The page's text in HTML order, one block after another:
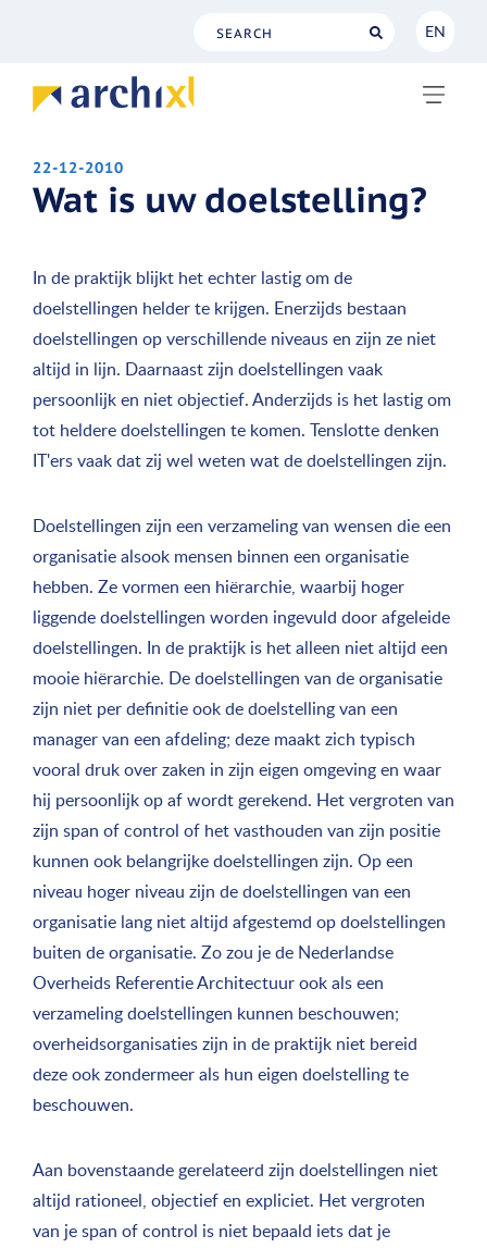
EN
22-12-2010
Wat is uw doelstelling?
In de praktijk blijkt het echter lastig om de
doelstellingen helder te krijgen. Enerzijds bestaan
doelstellingen op verschillende niveaus en zijn ze niet
altijd in lijn. Daarnaast zijn doelstellingen vaak
persoonlijk en niet objectief. Anderzijds is het lastig om
tot heldere doelstellingen te komen. Tenslotte denken
IT'ers vaak dat zij wel weten wat de doelstellingen zijn.
Doelstellingen zijn een verzameling van wensen die een
organisatie alsook mensen binnen een organisatie
hebben. Ze vormen een hiërarchie, waarbij hoger
liggende doelstellingen worden ingevuld door afgeleide
doelstellingen. In de praktijk is het alleen niet altijd een
mooie hiërarchie. De doelstellingen van de organisatie
zijn niet per definitie ook de doelstelling van een
manager van een afdeling; deze maakt zich typisch
vooral druk over zaken in zijn eigen omgeving en waar
hij persoonlijk op af wordt gerekend. Het vergroten van
zijn span of control of het vasthouden van zijn positie
kunnen ook belangrijke doelstellingen zijn. Op een
niveau hoger niveau zijn de doelstellingen van een
organisatie lang niet altijd afgestemd op doelstellingen
buiten de organisatie. Zo zou je de Nederlandse
Overheids Referentie Architectuur ook als een
verzameling doelstellingen kunnen beschouwen;
overheidsorganisaties zijn in de praktijk niet bereid
deze ook zondermeer als hun eigen doelstelling te
beschouwen.
Aan bovenstaande gerelateerd zijn doelstellingen niet
altijd rationeel, objectief en expliciet. Het vergroten
van je span of control is niet bepaald iets dat je